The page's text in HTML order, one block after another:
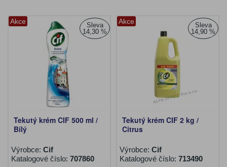
Akce
Sleva
14,30 %
Tekutý krém CIF 500 ml /
Bílý
Výrobce: Cif
Katalogové číslo: 707860
Akce
Sleva
14,90 %
Tekutý krém CIF 2 kg /
Citrus
Výrobce: Cif
Katalogové číslo: 713490